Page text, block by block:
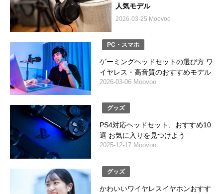
人気モデル
2026-03-25 Moovoo
PC・スマホ
ゲーミングヘッドセットの選び方 ワ
イヤレス・高音質のおすすめモデル
2026-03-06 Moovoo
グッズ
PS4対応ヘッドセット、おすすめ10
選 お気に入りを見つけよう
2025-12-17 Moovoo
グッズ
かわいいワイヤレスイヤホンおすす